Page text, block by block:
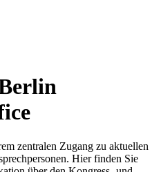
zentralen Zugang zu aktuellen
Hier finden Sie